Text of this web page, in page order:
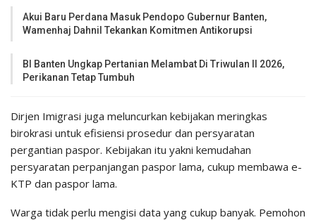
Akui Baru Perdana Masuk Pendopo Gubernur Banten,
Wamenhaj Dahnil Tekankan Komitmen Antikorupsi
BI Banten Ungkap Pertanian Melambat Di Triwulan II 2026,
Perikanan Tetap Tumbuh
Dirjen Imigrasi juga meluncurkan kebijakan meringkas
birokrasi untuk efisiensi prosedur dan persyaratan
pergantian paspor. Kebijakan itu yakni kemudahan
persyaratan perpanjangan paspor lama, cukup membawa e-
KTP dan paspor lama.
Warga tidak perlu mengisi data yang cukup banyak. Pemohon